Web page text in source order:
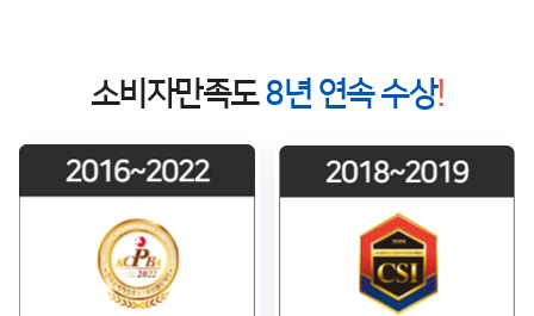
소비자만족도8년 연속 수상!